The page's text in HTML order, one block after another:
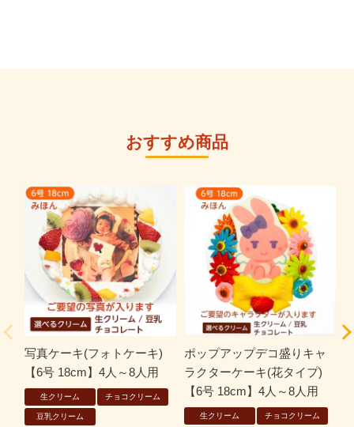
おすすめ商品
写真ケーキ(フォトケーキ)
【6号 18cm】4人～8人用
生クリーム チョコクリーム
豆乳クリーム
ポップアップデコ盛りキャ
ラクターケーキ(花タイプ)
【6号 18cm】4人～8人用
生クリーム チョコクリーム